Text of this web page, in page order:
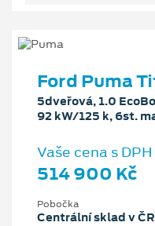
Ford Puma
5dveřová, 1.0
92 kW/125 k, 6st.
Vaše cena s DPH
514 900 Kč
Pobočka
Centrální sklad v ČR